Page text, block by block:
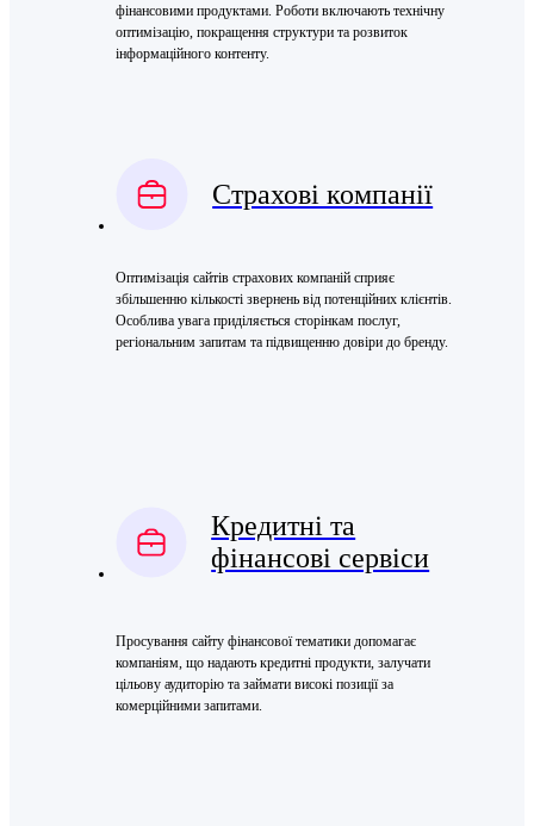
фінансовими продуктами. Роботи включають технічну
оптимізацію, покращення структури та розвиток
інформаційного контенту.
Страхові компанії
Оптимізація сайтів страхових компаній сприяє
збільшенню кількості звернень від потенційних клієнтів.
Особлива увага приділяється сторінкам послуг,
регіональним запитам та підвищенню довіри до бренду.
Кредитні та
фінансові сервіси
Просування сайту фінансової тематики допомагає
компаніям, що надають кредитні продукти, залучати
цільову аудиторію та займати високі позиції за
комерційними запитами.